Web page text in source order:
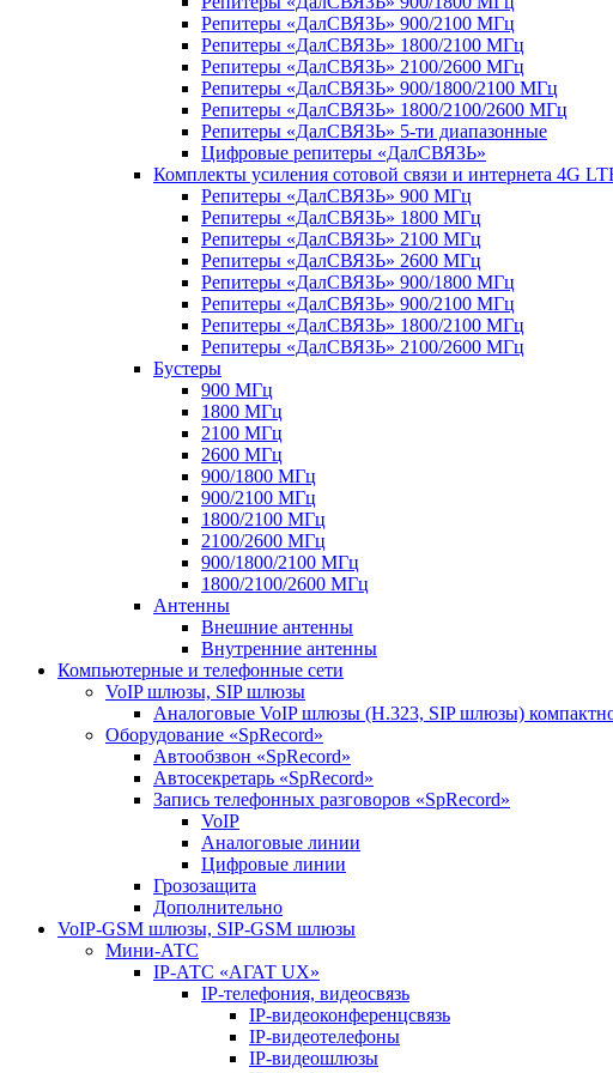
Репитеры «ДалСВЯЗЬ» 900/2100 МГц
Репитеры «ДалСВЯЗЬ» 1800/2100 МГц
Репитеры «ДалСВЯЗЬ» 2100/2600 МГц
Репитеры «ДалСВЯЗЬ» 900/1800/2100 МГц
Репитеры «ДалСВЯЗЬ» 1800/2100/2600 МГц
Репитеры «ДалСВЯЗЬ» 5-ти диапазонные
Цифровые репитеры «ДалСВЯЗЬ»
Комплекты усиления сотовой связи и интернета 4G
Репитеры «ДалСВЯЗЬ» 900 МГц
Репитеры «ДалСВЯЗЬ» 1800 МГц
Репитеры «ДалСВЯЗЬ» 2100 МГц
Репитеры «ДалСВЯЗЬ» 2600 МГц
Репитеры «ДалСВЯЗЬ» 900/1800 МГц
Репитеры «ДалСВЯЗЬ» 900/2100 МГц
Репитеры «ДалСВЯЗЬ» 1800/2100 МГц
Репитеры «ДалСВЯЗЬ» 2100/2600 МГц
Бустеры
900 МГц
1800 МГц
2100 МГц
2600 МГц
900/1800 МГц
900/2100 МГц
1800/2100 МГц
2100/2600 МГц
900/1800/2100 МГц
1800/2100/2600 МГц
Антенны
Внешние антенны
Внутренние антенны
Компьютерные и телефонные сети
VoIP шлюзы, SIP шлюзы
Аналоговые VoIP шлюзы (H.323, SIP шлюзы)
Оборудование «SpRecord»
Автообзвон «SpRecord»
Автосекретарь «SpRecord»
Запись телефонных разговоров «SpRecord»
VoIP
Аналоговые линии
Цифровые линии
Грозозащита
Дополнительно
VoIP-GSM шлюзы, SIP-GSM шлюзы
Мини-АТС
IP-АТС «АГАТ UX»
IP-телефония, видеосвязь
IP-видеоконференцсвязь
IP-видеотелефоны
IP-видеошлюзы